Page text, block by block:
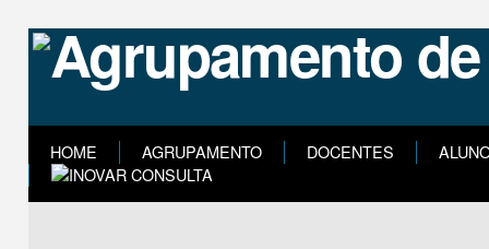
HOME AGRUPAMENTO DOCENTES